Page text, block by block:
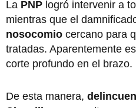
La PNP logró intervenir a
mientras que el
nosocomio cercano para
tratadas. Aparentemente
corte profundo en el brazo.
De esta manera,